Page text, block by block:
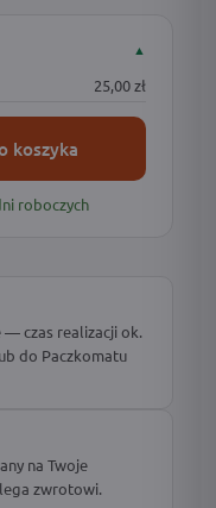
▲
25,00 zł
koszyka
roboczych
— czas realizacji ok.
do Paczkomatu
na Twoje
zwrotowi.